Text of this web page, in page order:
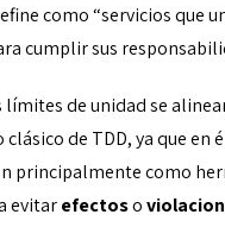
como “servicios que
cumplir sus
de unidad se
de TDD, ya que en
principalmente como
evitarefectoso